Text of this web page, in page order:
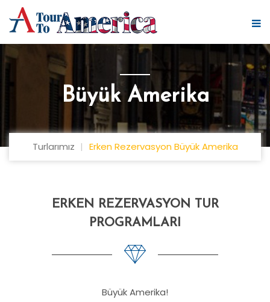
Büyük Amerika
Turlarımız Erken Rezervasyon Büyük Amerika
ERKEN REZERVASYON TUR
PROGRAMLARI
Büyük Amerika!